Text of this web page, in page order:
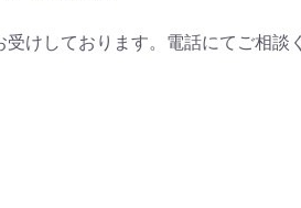
けしております。電話にてご相談